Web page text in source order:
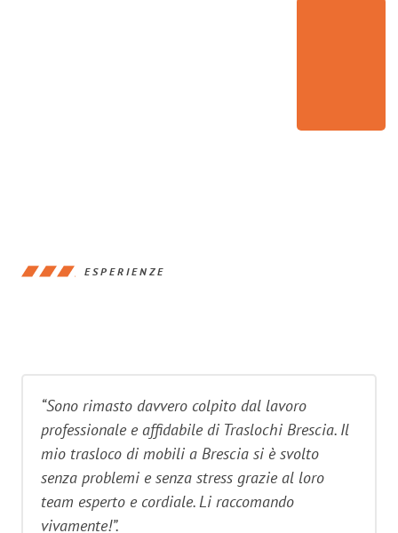
ESPERIENZE
“Sono rimasto davvero colpito dal lavoro
professionale e affidabile di Traslochi Brescia. Il
mio trasloco di mobili a Brescia si è svolto
senza problemi e senza stress grazie al loro
team esperto e cordiale. Li raccomando
vivamente!”.